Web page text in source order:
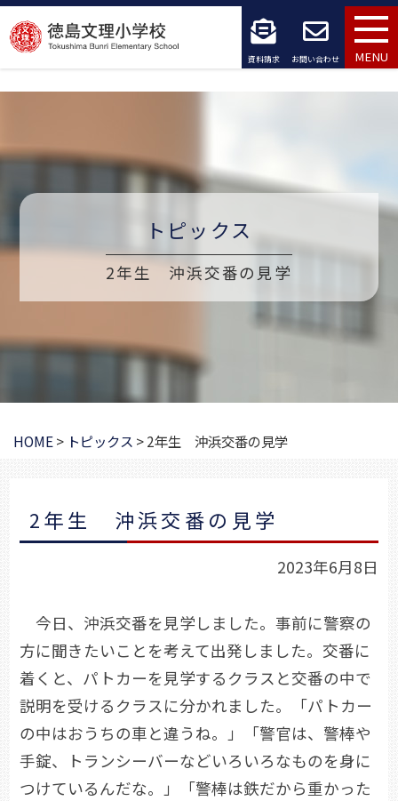
コ
ン
テ
ツ
へ
キ
資料請求 お問い合わせ MENU
トピックス
2年生 沖浜交番の見学
HOME> トピックス >2年生 沖浜交番の見学
2年生 沖浜交番の見学
2023年6月8日
今日、沖浜交番を見学しました。事前に警察の
方に聞きたいことを考えて出発しました。交番に
着くと、パトカーを見学するクラスと交番の中で
説明を受けるクラスに分かれました。「パトカー
の中はおうちの車と違うね。」「警官は、警棒や
手錠、トランシーバーなどいろいろなものを身に
つけているんだな。」「警棒は鉄だから重かった